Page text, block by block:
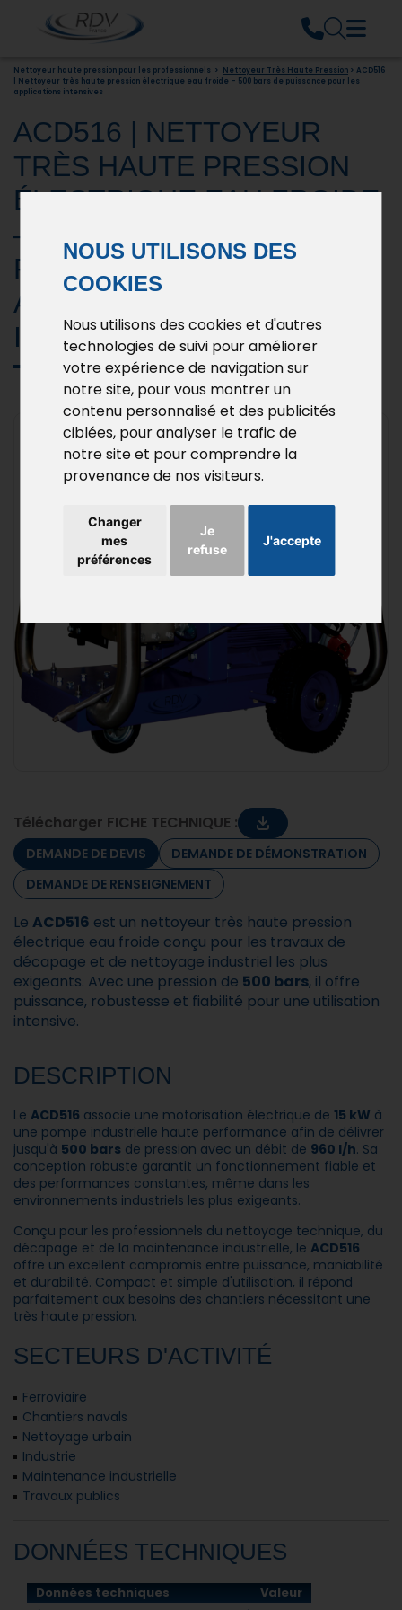
NOUS UTILISONS DES
COOKIES
Nous utilisons des cookies et d'autres
technologies de suivi pour améliorer
votre expérience de navigation sur
notre site, pour vous montrer un
contenu personnalisé et des publicités
ciblées, pour analyser le trafic de
notre site et pour comprendre la
provenance de nos visiteurs.
J'accepte
Je
refuse
Changer
mes
préférences
Nettoyeur haute pression pour les professionnels > Nettoyeur Très Haute Pression > ACD516
| Nettoyeur très haute pression électrique eau froide – 500 bars de puissance pour les
applications intensives
ACD516 | NETTOYEUR
TRÈS HAUTE PRESSION
ÉLECTRIQUE EAU FROIDE
– 500 BARS DE
PUISSANCE POUR LES
APPLICATIONS
INTENSIVES
Télécharger FICHE TECHNIQUE :
DEMANDE DE DEVIS
DEMANDE DE DÉMONSTRATION
DEMANDE DE RENSEIGNEMENT
Le ACD516 est un nettoyeur très haute pression
électrique eau froide conçu pour les travaux de
décapage et de nettoyage industriel les plus
exigeants. Avec une pression de 500 bars, il offre
puissance, robustesse et fiabilité pour une utilisation
intensive.
DESCRIPTION
Le ACD516 associe une motorisation électrique de 15 kW à
une pompe industrielle haute performance afin de délivrer
jusqu'à 500 bars de pression avec un débit de 960 l/h. Sa
conception robuste garantit un fonctionnement fiable et
des performances constantes, même dans les
environnements industriels les plus exigeants.
Conçu pour les professionnels du nettoyage technique, du
décapage et de la maintenance industrielle, le ACD516
offre un excellent compromis entre puissance, maniabilité
et durabilité. Compact et simple d'utilisation, il répond
parfaitement aux besoins des chantiers nécessitant une
très haute pression.
SECTEURS D'ACTIVITÉ
Ferroviaire
Chantiers navals
Nettoyage urbain
Industrie
Maintenance industrielle
Travaux publics
DONNÉES TECHNIQUES
Données techniques
Valeur